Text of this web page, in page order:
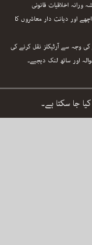
اخلاقیات قانونی
اور دیانت دار معاشروں کا
وجہ سے آرٹیکلز نقل کرنے کی
اور ساتھ لنک دیجیے۔
جا سکتا ہے۔